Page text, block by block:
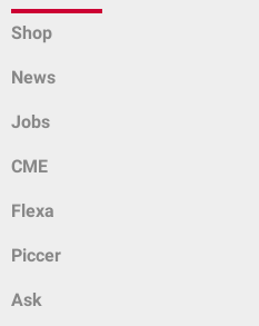
Shop
News
Jobs
CME
Flexa
Piccer
Ask